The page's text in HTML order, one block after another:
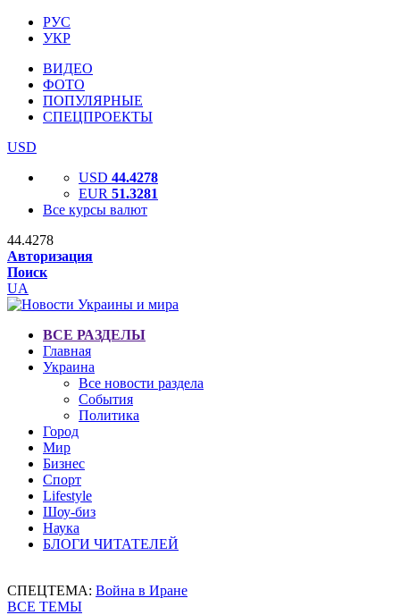
РУС
УКР
ВИДЕО
ФОТО
ПОПУЛЯРНЫЕ
СПЕЦПРОЕКТЫ
USD
USD 44.4278
EUR 51.3281
Все курсы валют
44.4278
Авторизация
Поиск
UA
ВСЕ РАЗДЕЛЫ
Главная
Украина
Все новости раздела
События
Политика
Город
Мир
Бизнес
Спорт
Lifestyle
Шоу-биз
Наука
БЛОГИ ЧИТАТЕЛЕЙ
СПЕЦТЕМА: Война в Иране
ВСЕ ТЕМЫ